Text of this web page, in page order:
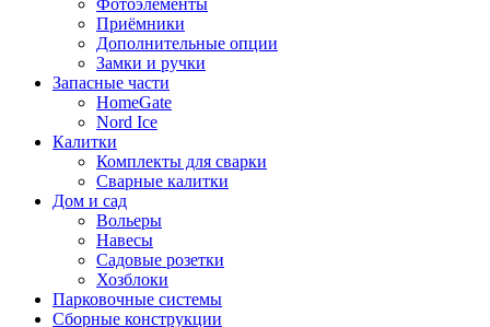
Фотоэлементы
Приёмники
Дополнительные опции
Замки и ручки
Запасные части
HomeGate
Nord Ice
Калитки
Комплекты для сварки
Сварные калитки
Дом и сад
Вольеры
Навесы
Садовые розетки
Хозблоки
Парковочные системы
Сборные конструкции